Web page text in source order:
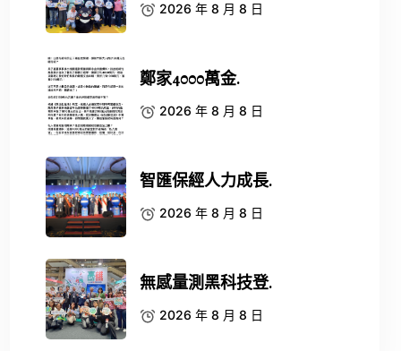
2026 年 8 月 8 日
鄭家4000萬金.
2026 年 8 月 8 日
智匯保經人力成長.
2026 年 8 月 8 日
無感量測黑科技登.
2026 年 8 月 8 日